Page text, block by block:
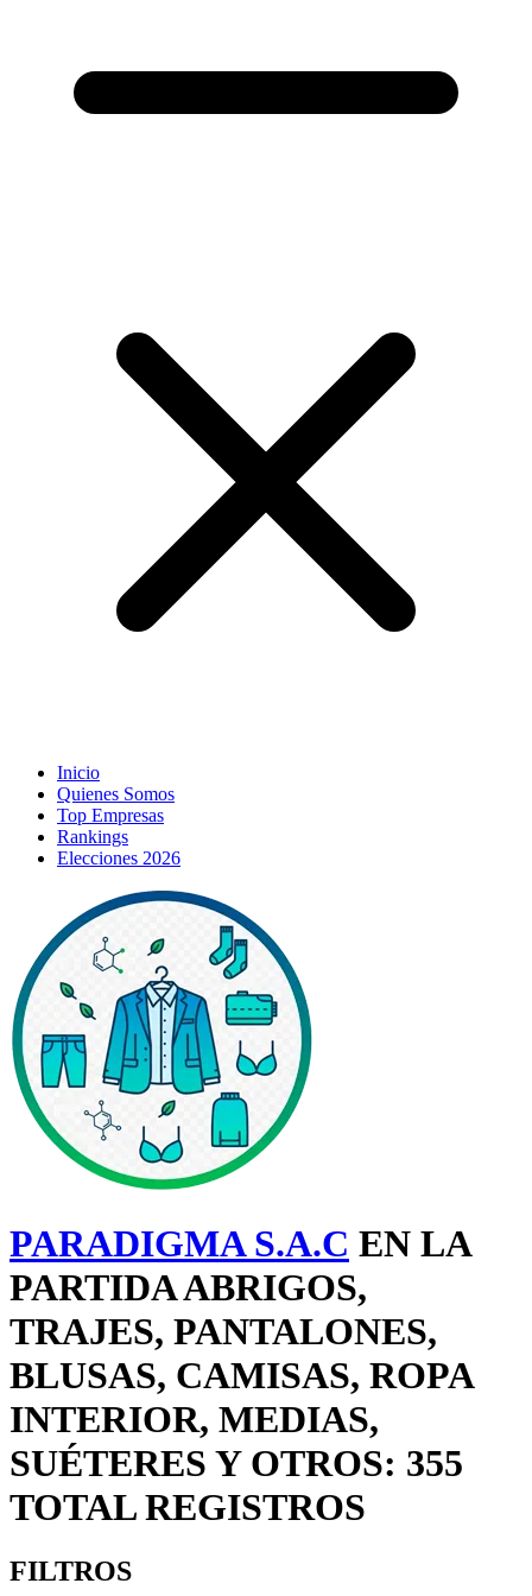
Inicio
Quienes Somos
Top Empresas
Rankings
Elecciones 2026
PARADIGMA S.A.C EN LA
PARTIDA ABRIGOS,
TRAJES, PANTALONES,
BLUSAS, CAMISAS, ROPA
INTERIOR, MEDIAS,
SUÉTERES Y OTROS: 355
TOTAL REGISTROS
FILTROS